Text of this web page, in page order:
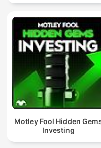
Motley Fool Hidden
Investing